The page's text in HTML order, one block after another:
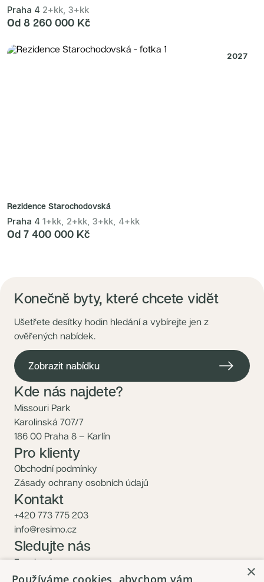
Praha 4 2+kk, 3+kk
Od 8 260 000 Kč
2027
Rezidence Starochodovská
Praha 4 1+kk, 2+kk, 3+kk, 4+kk
Od 7 400 000 Kč
Konečně byty, které chcete vidět
Ušetřete desítky hodin hledání a vybírejte jen z
ověřených nabídek.
Zobrazit nabídku
Kde nás najdete?
Missouri Park
Karolinská 707/7
186 00 Praha 8 – Karlín
Pro klienty
Obchodní podmínky
Zásady ochrany osobních údajů
Kontakt
+420 773 775 203
info@resimo.cz
Sledujte nás
Facebook
Instagram
×
Používáme cookies, abychom vám